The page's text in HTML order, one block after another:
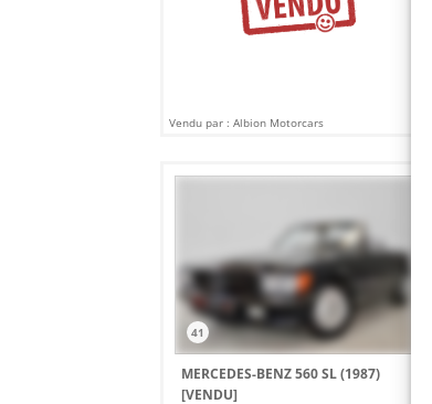
Vendu par : Albion Motorcars
41
MERCEDES-BENZ 560 SL (1987)
[VENDU]